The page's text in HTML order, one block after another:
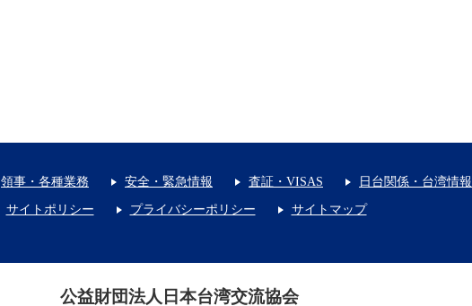
領事・各種業務 安全・緊急情報 査証・VISAS 日台関係・台湾情報
サイトポリシー プライバシーポリシー サイトマップ
公益財団法人日本台湾交流協会